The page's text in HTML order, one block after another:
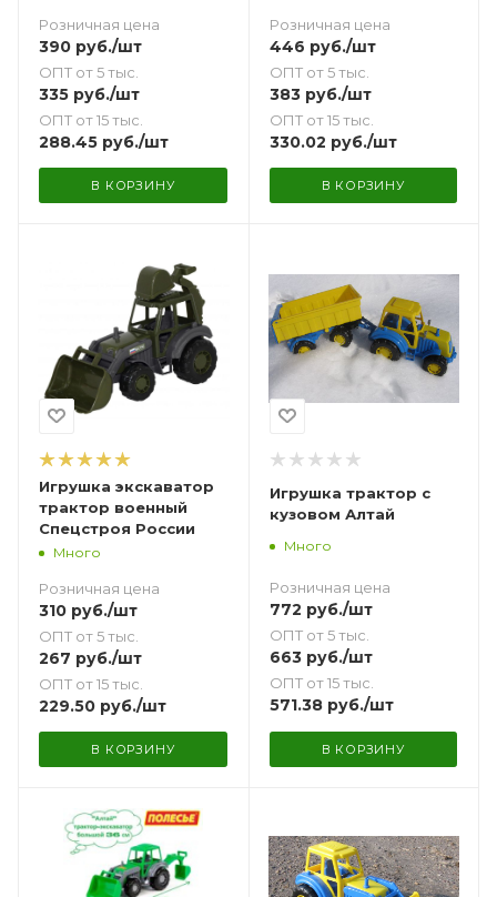
Розничная цена
390 руб./шт
ОПТ от 5 тыс.
335 руб./шт
ОПТ от 15 тыс.
288.45 руб./шт
В КОРЗИНУ
Розничная цена
446 руб./шт
ОПТ от 5 тыс.
383руб./шт
ОПТ от 15 тыс.
330.02 руб./шт
В КОРЗИНУ
Игрушка экскаватор
трактор военный
Спецстроя России
Много
Розничная цена
310 руб./шт
ОПТ от 5 тыс.
267 руб./шт
ОПТ от 15 тыс.
229.50 руб./шт
В КОРЗИНУ
Игрушка трактор с
кузовом Алтай
Много
Розничная цена
772 руб./шт
ОПТ от 5 тыс.
663руб./шт
ОПТ от 15 тыс.
571.38руб./шт
В КОРЗИНУ